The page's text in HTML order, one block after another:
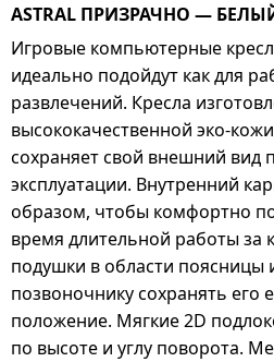
ASTRAL ПРИЗРАЧНО —
Игровые компьютерные
идеально подойдут как для
развлечений. Кресла
высококачественной эко-
сохраняет свой внешний вид
эксплуатации. Внутренний
образом, чтобы комфортно
время длительной работы за
подушки в области
позвоночнику сохранять его
положение. Мягкие 2D
по высоте и углу поворота.